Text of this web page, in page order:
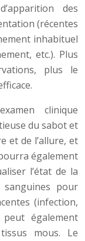
des
(récentes
inhabituel
etc.). Plus
plus le
clinique
du sabot et
et de l’allure, et
également
l’état de la
pour
(infection,
peut également
mous. Le